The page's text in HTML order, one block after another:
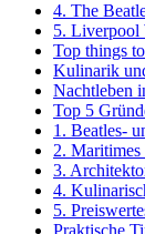
4. The
5. Liverpool
Top things
Kulinarik
Nachtleben
Top 5
1. Beatles-
2.
3.
4.
5.
Praktische